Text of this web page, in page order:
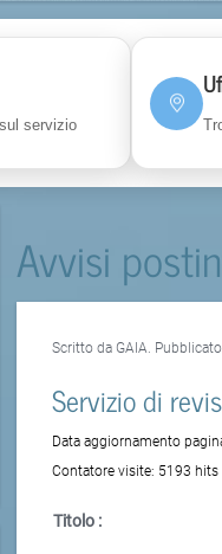
servizio
Avvisi
Scritto da GAIA.
Servizio di
Data aggiornamento
Contatore visite: 5193 hits
Titolo :